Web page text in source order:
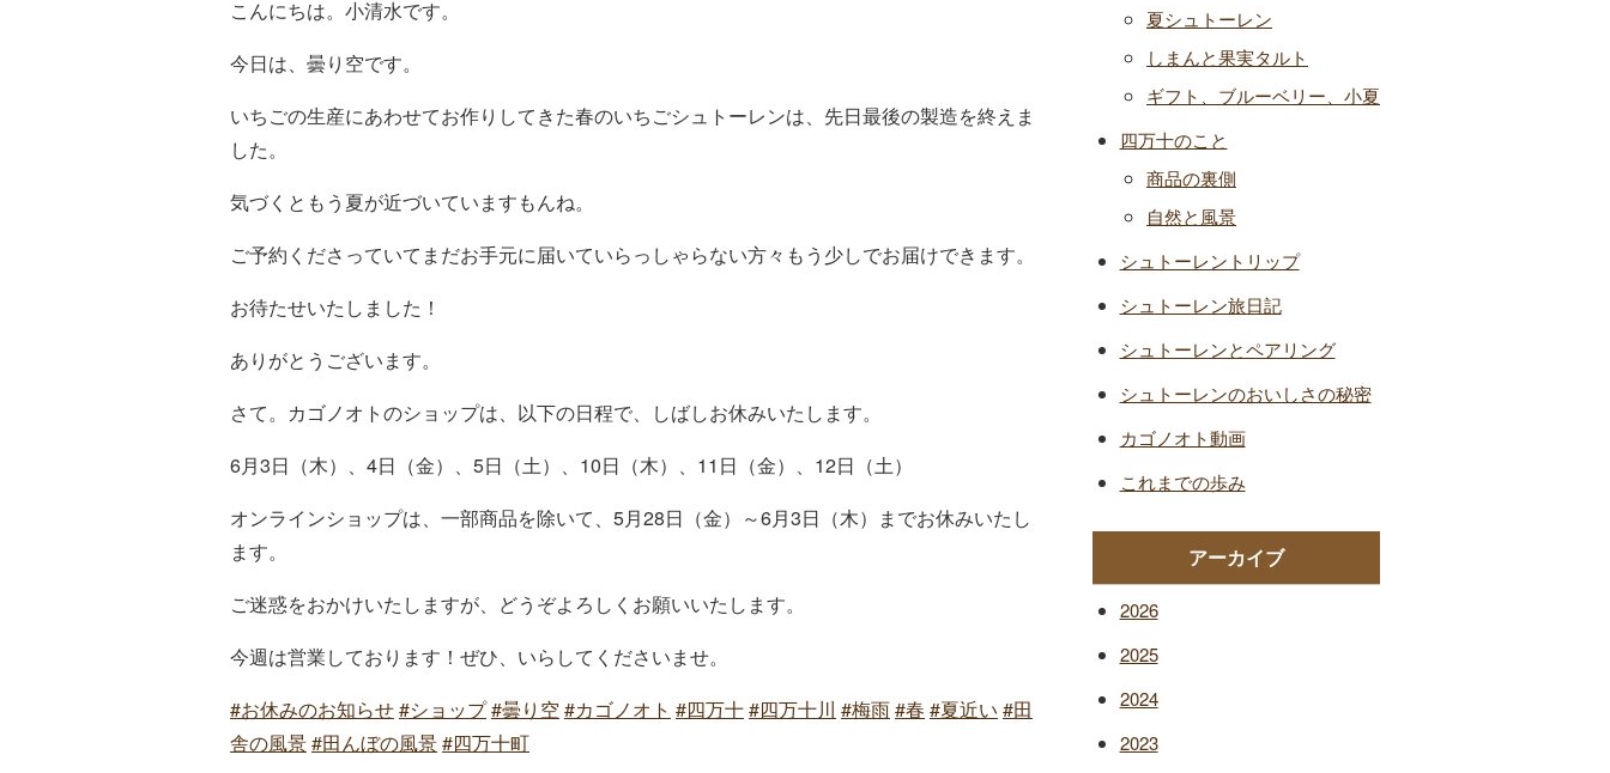
こんにちは。小清水です。
今日は、曇り空です。
いちごの生産にあわせてお作りしてきた春のいちごシュトーレンは、先日最後の製造を終えま
した。
気づくともう夏が近づいていますもんね。
ご予約くださっていてまだお手元に届いていらっしゃらない方々もう少しでお届けできます。
お待たせいたしました！
ありがとうございます。
さて。カゴノオトのショップは、以下の日程で、しばしお休みいたします。
6月3日（木）、4日（金）、5日（土）、10日（木）、11日（金）、12日（土）
オンラインショップは、一部商品を除いて、5月28日（金）～6月3日（木）までお休みいたし
ます。
ご迷惑をおかけいたしますが、どうぞよろしくお願いいたします。
今週は営業しております！ぜひ、いらしてくださいませ。
#お休みのお知らせ#ショップ#曇り空 #カゴノオト #四万十#四万十川 #梅雨#春 #夏近い #田
舎の風景#田んぼの風景#四万十町
夏シュトーレン
しまんと果実タルト
ギフト、ブルーベリー、小夏
四万十のこと
商品の裏側
自然と風景
シュトーレントリップ
シュトーレン旅日記
シュトーレンとペアリング
シュトーレンのおいしさの秘密
カゴノオト動画
これまでの歩み
アーカイブ
2026
2025
2024
2023